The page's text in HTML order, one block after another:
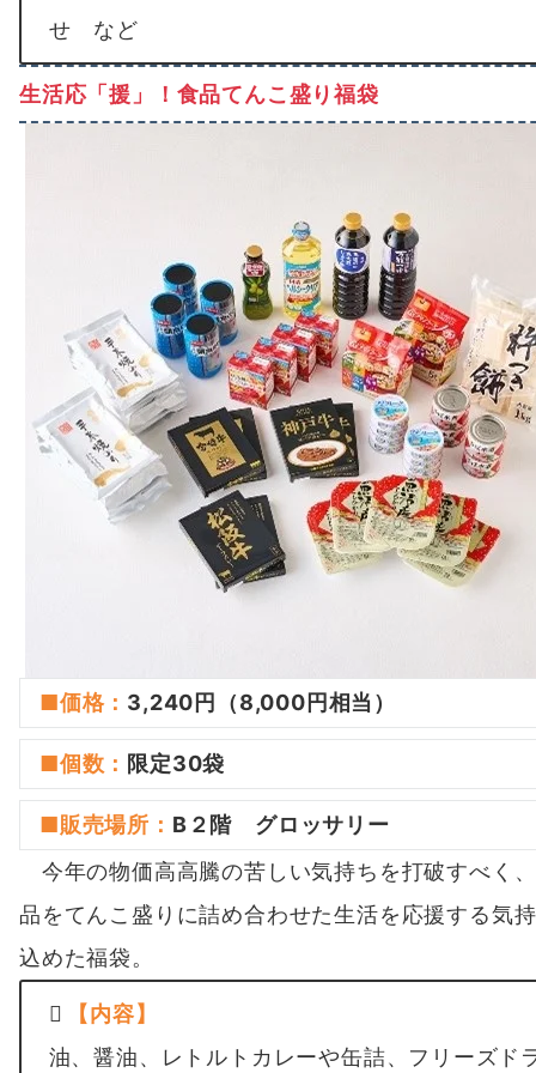
せ など
生活応「援」！食品てんこ盛り福袋
■価格： 3,240円（8,000円相当）
■個数 ： 限定30袋
■販売場所 ： B２階 グロッサリー
今年の物価高高騰の苦しい気持ちを打破すべく
品をてんこ盛りに詰め合わせた生活を応援する気
込めた福袋。
【内容】
油、醤油、レトルトカレーや缶詰、フリーズド